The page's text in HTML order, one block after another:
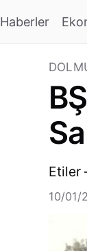
Haberler
Etiler
10/01/